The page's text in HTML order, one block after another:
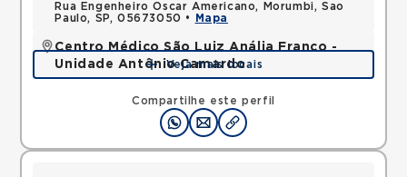
Compartilhe este perfil
Rua Engenheiro Oscar Americano, Morumbi, Sao
Paulo, SP, 05673050 •
Mapa
Centro Médico São Luiz Anália Franco -
Unidade Antônio Camardo
Rua Antonio Camardo, Tatuape, Sao Paulo, SP,
Mapa
Veja mais locais